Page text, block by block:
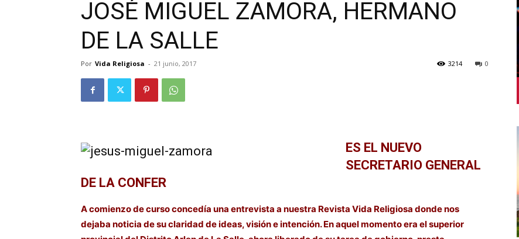
JOSÉ MIGUEL ZAMORA, HERMANO
DE LA SALLE
Por Vida Religiosa - 21 junio, 2017 0
3214
ES EL NUEVO
SECRETARIO GENERAL
DE LA CONFER
A comienzo de curso concedía una entrevista a nuestra Revista Vida Religiosa donde nos
dejaba noticia de su claridad de ideas, visión e intención. En aquel momento era el superior